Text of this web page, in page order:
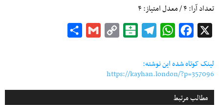
تعداد آرا:۴/ معدل امتیاز:۴
Facebook
WhatsApp
Telegram
Balatarin
Copy
Gmail
لینک کوتاه شده این نوشته:
https://kayhan.london/?p=357096
مطالب مرتبط